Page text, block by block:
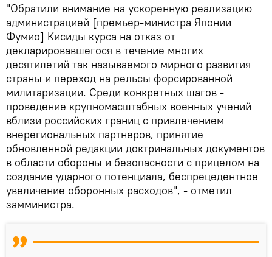
"Обратили внимание на ускоренную реализацию
администрацией [премьер-министра Японии
Фумио] Кисиды курса на отказ от
декларировавшегося в течение многих
десятилетий так называемого мирного развития
страны и переход на рельсы форсированной
милитаризации. Среди конкретных шагов -
проведение крупномасштабных военных учений
вблизи российских границ с привлечением
внерегиональных партнеров, принятие
обновленной редакции доктринальных документов
в области обороны и безопасности с прицелом на
создание ударного потенциала, беспрецедентное
увеличение оборонных расходов", - отметил
замминистра.